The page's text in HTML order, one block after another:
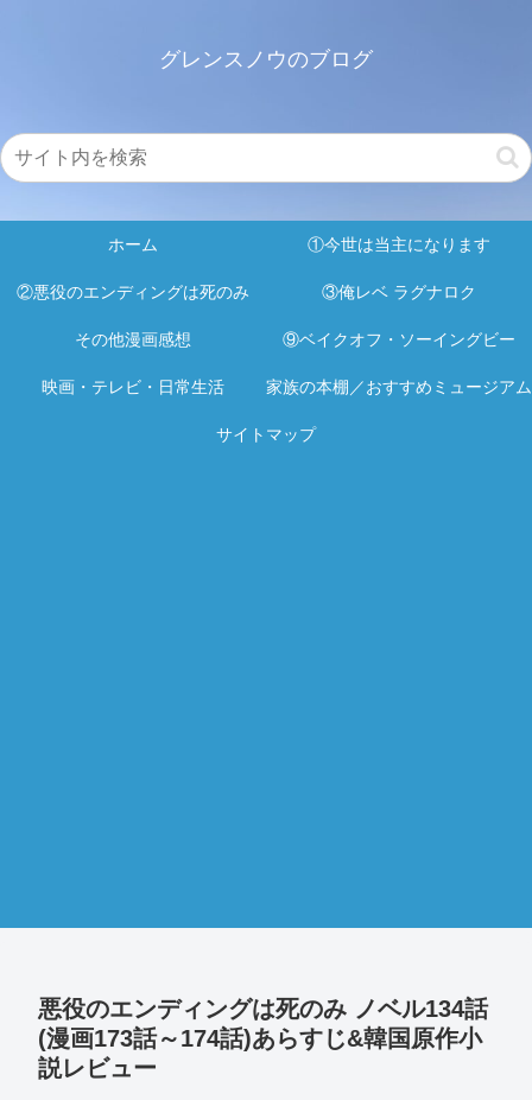
グレンスノウのブログ
ホーム ①今世は当主になります
②悪役のエンディングは死のみ ③俺レベ ラグナロク
その他漫画感想 ⑨ベイクオフ・ソーイングビー
映画・テレビ・日常生活 家族の本棚／おすすめミュージアム
サイトマップ
悪役のエンディングは死のみ ノベル134話
(漫画173話～174話)あらすじ&韓国原作小
説レビュー